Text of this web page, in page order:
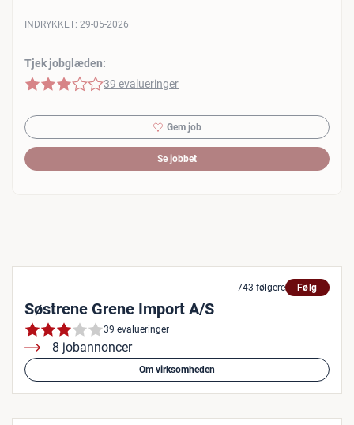
Tjek jobglæden:
3 af 5 stjerner
39 evalueringer
INDRYKKET: 29-05-2026
Gem job
Se jobbet
743 følgere Følg
Søstrene Grene Import A/S
39 evalueringer
8 jobannoncer
Om virksomheden